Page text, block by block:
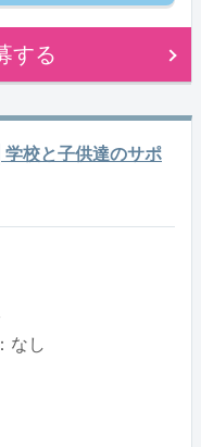
する
校と子供達のサポ
なし